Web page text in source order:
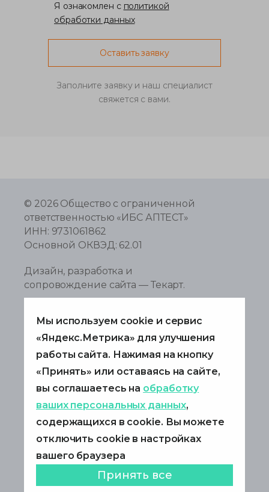
Я ознакомлен с политикой
обработки данных
Оставить заявку
Заполните заявку и наш специалист
свяжется с вами.
© 2026 Общество с ограниченной
ответственностью «ИБС АПТЕСТ»
ИНН: 9731061862
Основной ОКВЭД: 62.01
Дизайн, разработка и
сопровождение сайта — Текарт.
121205, г. Москва,
ш. Дмитровское, д. 9Б
Антикоррупционная политика
Политика в области обработки
персональных данных
Согласие на обработку персональных
данных
Раскрытие информации
+7 495 967 8080
Мы используем cookie и сервис
«Яндекс.Метрика» для улучшения
работы сайта. Нажимая на кнопку
«Принять» или оставаясь на сайте,
вы соглашаетесь на обработку
ваших персональных данных,
содержащихся в cookie. Вы можете
отключить cookie в настройках
вашего браузера
Принять все